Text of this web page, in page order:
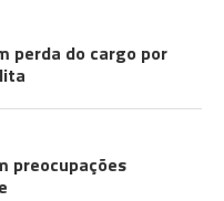
perda do cargo por
preocupações